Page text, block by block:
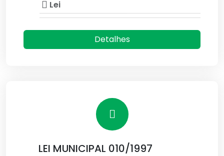
Lei
Detalhes
LEI MUNICIPAL 010/1997